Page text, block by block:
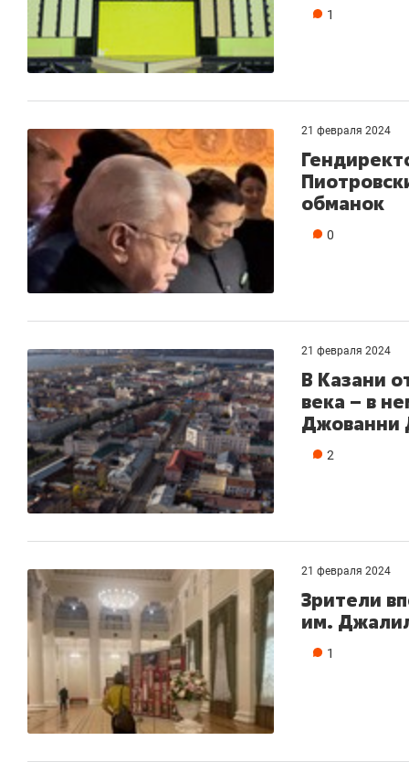
1
21 февраля 2024
обманок
0
21 февраля 2024
В Казани
века – в
Джованни
2
21 февраля 2024
Зрители
им.
1